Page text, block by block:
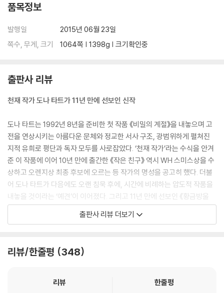
품목정보
발행일
2015년 06월 23일
쪽수, 무게, 크기
1064쪽 | 1398g | 크기확인중
출판사 리뷰
천재 작가 도나 타트가 11년 만에 선보인 신작
도나 타트는 1992년 8년을 준비한 첫 작품 《비밀의 계절》을 내놓으며 고
전을 연상시키는 아름다운 문체와 정교한 서사 구조, 광범위하게 펼쳐진
지적 유희로 평단과 독자 모두를 사로잡았다. ‘천재 작가’라는 수식을 안겨
준 이 작품에 이어 10년 만에 출간한 《작은 친구》 역시 WH 스미스상을 수
상하고 오렌지상 최종 후보에 오르는 등 작가의 명성을 공고히 했다. 더불
어 도나 타트가 다음에도 오랜 침묵 후에, 시간에 비례하는 압도적 작품을
내놓을 것이라는 ‘예견’이 이어졌다. 그리고 11년 만에 선보인 《황금방울
새》는 그러한 기대감을 만족시키기에 충분했다.
제 그림으로, 주인공 소년 시오는 미술관 폭발에서 어머니를 잃고 이 작품
출판사 리뷰 더보기
리뷰/한줄평 348
리뷰 한줄평